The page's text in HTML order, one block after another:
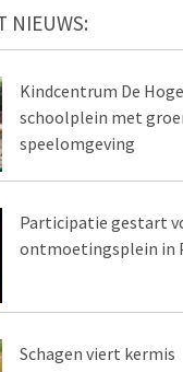
NIEUWS:
Kindcentrum De
schoolplein met
speelomgeving
Participatie gestart
ontmoetingsplein in
Schagen viert kermis